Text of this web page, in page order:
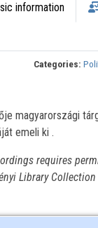
information
Categories:
magyarországi
emeli ki .
requires
Library